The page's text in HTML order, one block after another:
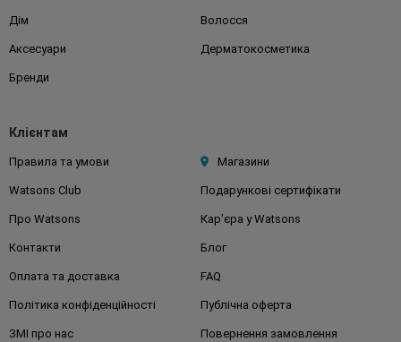
Дім Волосся
Аксесуари Дерматокосметика
Бренди
Клієнтам
Правила та умови Магазини
Watsons Club Подарункові сертифікати
Про Watsons Кар'єра у Watsons
Контакти Блог
Оплата та доставка FAQ
Політика конфіденційності Публічна оферта
ЗМІ про нас Повернення замовлення